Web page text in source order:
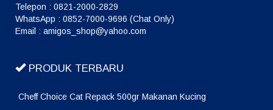
Telepon : 0821-2000-2829
WhatsApp : 0852-7000-9696 (Chat Only)
Email : amigos_shop@yahoo.com
PRODUK TERBARU
Cheff Choice Cat Repack 500gr Makanan Kucing